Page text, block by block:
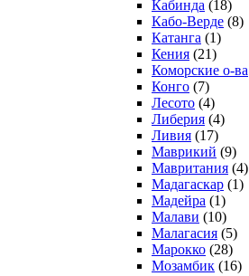
Кабинда (18)
Кабо-Верде (8)
Катанга (1)
Кения (21)
Коморcкие о-ва
Конго (7)
Лесото (4)
Либерия (4)
Ливия (17)
Маврикий (9)
Мавритания (4)
Мадагаскар (1)
Мадейра (1)
Малави (10)
Малагасия (5)
Марокко (28)
Мозамбик (16)